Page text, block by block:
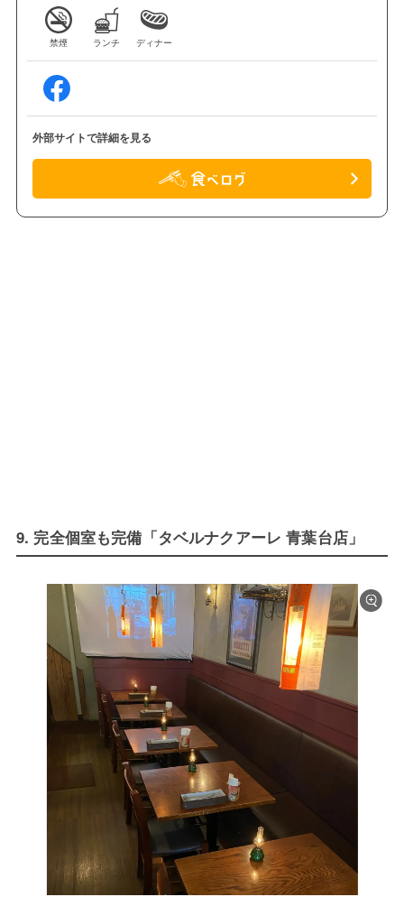
禁煙 ランチ ディナー
外部サイトで詳細を見る
9. 完全個室も完備「タベルナクアーレ 青葉台店」